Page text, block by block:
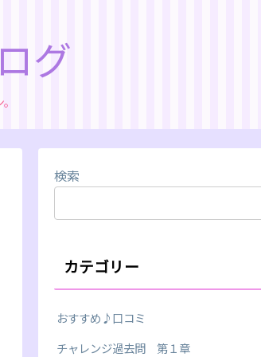
グ
検索
カテゴリー
おすすめ♪口コミ
チャレンジ過去問 第１章